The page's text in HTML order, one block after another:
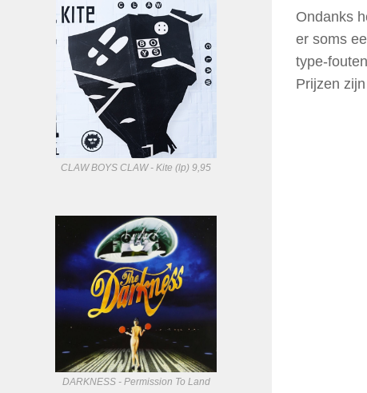
Ondanks
er soms
type-
Prijzen
CLAW BOYS CLAW - Kite (lp) 9,95
DARKNESS - Permission To Land